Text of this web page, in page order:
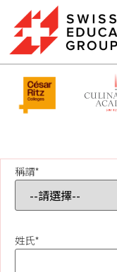
稱謂*
姓氏*